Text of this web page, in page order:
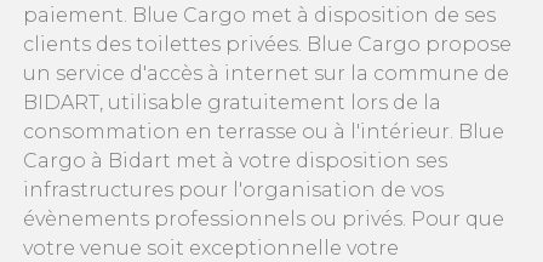
paiement. Blue Cargo met à disposition de ses
clients des toilettes privées. Blue Cargo propose
un service d'accès à internet sur la commune de
BIDART, utilisable gratuitement lors de la
consommation en terrasse ou à l'intérieur. Blue
Cargo à Bidart met à votre disposition ses
infrastructures pour l'organisation de vos
évènements professionnels ou privés. Pour que
votre venue soit exceptionnelle votre